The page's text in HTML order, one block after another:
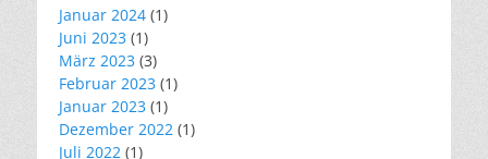
Januar 2024 (1)
Juni 2023 (1)
März 2023 (3)
Februar 2023 (1)
Januar 2023 (1)
Dezember 2022 (1)
Juli 2022 (1)